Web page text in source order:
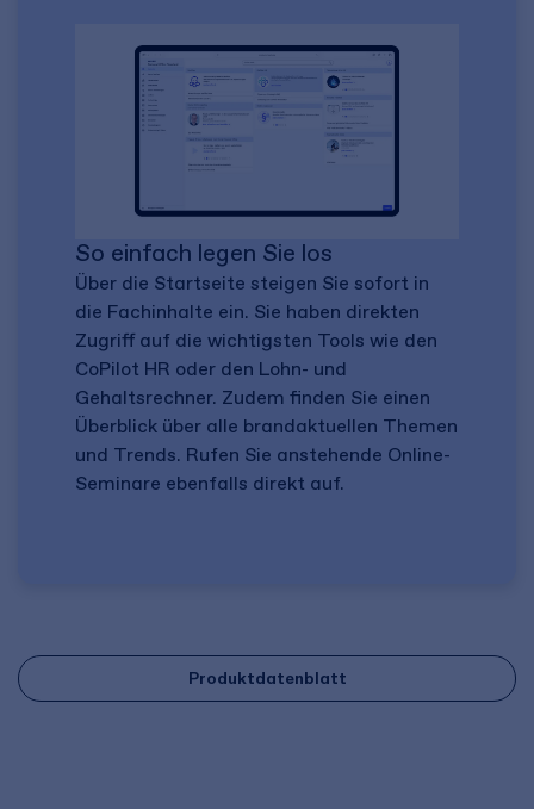
So einfach legen Sie los
Über die Startseite steigen Sie sofort in
die Fachinhalte ein. Sie haben direkten
Zugriff auf die wichtigsten Tools wie den
CoPilot HR oder den Lohn- und
Gehaltsrechner. Zudem finden Sie einen
Überblick über alle brandaktuellen Themen
und Trends. Rufen Sie anstehende Online-
Seminare ebenfalls direkt auf.
Produktdatenblatt